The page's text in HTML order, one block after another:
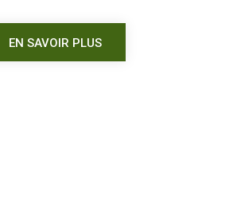
EN SAVOIR PLUS